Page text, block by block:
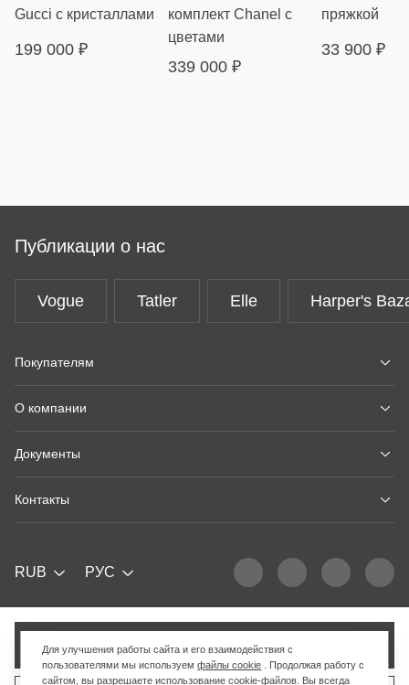
Добавить в корзину
Gucci с кристаллами
199 000 ₽
комплект Chanel с
цветами
339 000 ₽
пряжкой
33 900 ₽
Публикации о нас
Vogue Tatler Elle Harper's
Покупателям
О компании
Документы
Контакты
RUB РУС
Для улучшения работы сайта и его взаимодействия с
пользователями мы используемфайлы cookie . Продолжая работу с
сайтом, вы разрешаете использование cookie-файлов. Вы всегда